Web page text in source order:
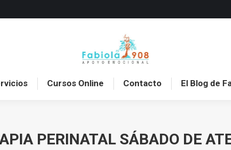
Cursos Online Contacto El Blog de
PERINATAL SÁBADO DE
Sobre mí Servicios Cursos Online